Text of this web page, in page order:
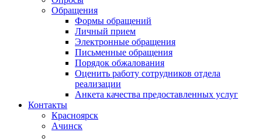
Обращения
Формы обращений
Личный прием
Электронные обращения
Письменные обращения
Порядок обжалования
Оценить работу сотрудников отдела
реализации
Анкета качества предоставленных услуг
Контакты
Красноярск
Ачинск